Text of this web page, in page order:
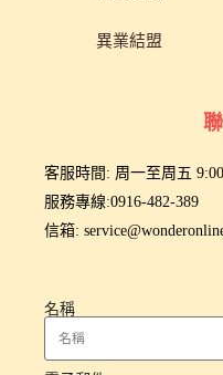
異業結盟
客服時間: 周一至周五
服務專線:0916-482-389
信箱:
名稱